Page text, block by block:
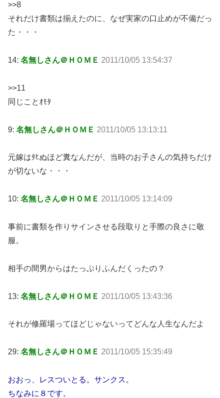
>>8
それだけ書類は揃えたのに、なぜ実家の口止めが不備だっ
た・・・
14: 名無しさん＠ＨＯＭＥ 2011/10/05 13:54:37
>>11
同じことｵﾓﾀ
9: 名無しさん＠ＨＯＭＥ 2011/10/05 13:13:11
元嫁はﾀﾋぬほど糞なんだが、当時のお子さんの気持ちだけ
が切ないな・・・
10: 名無しさん＠ＨＯＭＥ 2011/10/05 13:14:09
事前に書類を作りサインさせる段取りと手際の良さに敬
服。
相手の間男からはたっぷりふんだくったの？
13: 名無しさん＠ＨＯＭＥ 2011/10/05 13:43:36
それが修羅場ってほどじゃないってどんな人生なんだよ
29: 名無しさん＠ＨＯＭＥ 2011/10/05 15:35:49
おおっ、レスついとる。サンクス。
ちなみに８です。